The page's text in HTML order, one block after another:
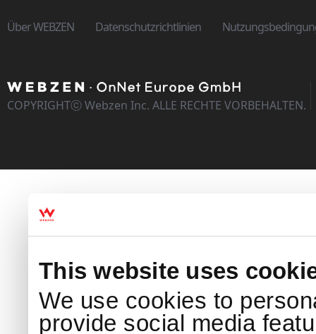
This website uses
We use cookies to
provide social media
Über WEBZEN Datenschutzrichtlinien
COPYRIGHTⓒ Webzen Inc. ALLE RECHTE VORBEHALTEN.